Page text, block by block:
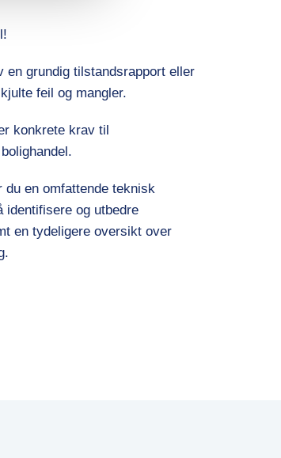
en grundig tilstandsrapport eller
feil og mangler.
konkrete krav til
en omfattende teknisk
identifisere og utbedre
en tydeligere oversikt over